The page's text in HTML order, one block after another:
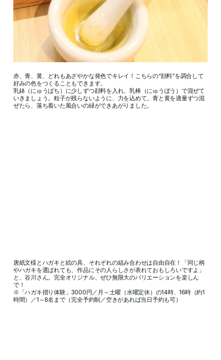
赤、青、黄、どれもあざやかな発色でキレイ！こちらの“顔料”を調合して
好みの色をつくることもできます。
乳鉢（にゅうばち）に少しずつ顔料を入れ、乳棒（にゅうぼう）で混ぜて
いきましょう。粒子が残らないように、力を込めて。青と黄を適量ずつ混
ぜたら、落ち着いた風合いの緑ができあがりました。
唐紙文様とハガキと絵の具、それぞれの組み合わせは自由自在！「同じ柄
やハガキを選ばれても、作品にその人らしさが表れておもしろいですよ」
と、谷川さん。完全オリジナル、ぜひ無限大のバリエーションを楽しん
で！
※「ハガキ摺り体験」3000円／月～土曜（水曜定休）の14時、16時（約1
時間）／1～8名まで（完全予約制／空きがあれば当日予約も可）